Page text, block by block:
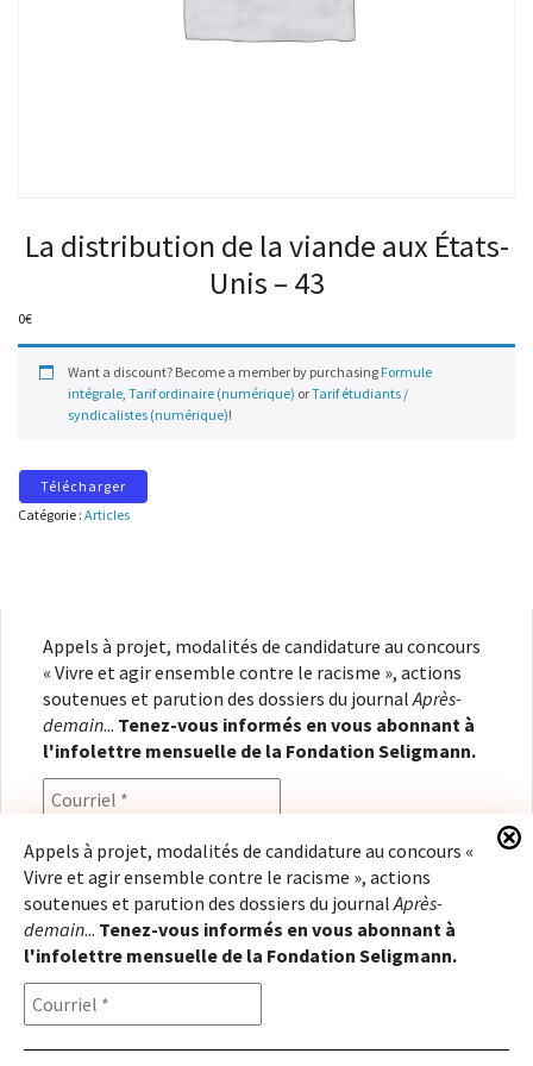
La distribution de la viande aux États-
Unis – 43
0€
Want a discount? Become a member by purchasing Formule
intégrale, Tarif ordinaire (numérique) orTarif étudiants /
syndicalistes (numérique)!
Télécharger
Catégorie : Articles
Appels à projet, modalités de candidature au concours
« Vivre et agir ensemble contre le racisme », actions
soutenues et parution des dossiers du journal Après-
demain... Tenez-vous informés en vous abonnant à
l'infolettre mensuelle de la Fondation Seligmann.
En renseignant votre adresse électronique, vous
consentez à recevoir l'infolettre de la Fondation
Seligmann, conformément à notrepolitique de
confidentialité. Il vous sera possible de vous
désabonner à tout moment.
Appels à projet, modalités de candidature au concours «
Vivre et agir ensemble contre le racisme », actions
soutenues et parution des dossiers du journalAprès-
demain... Tenez-vous informés en vous abonnant à
l'infolettre mensuelle de la Fondation Seligmann.